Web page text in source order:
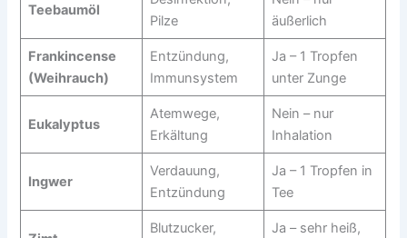
Teebaumöl
Pilze
äußerlich
Frankincense
(Weihrauch)
Entzündung,
Immunsystem
Ja – 1 Tropfen
unter Zunge
Eukalyptus
Atemwege,
Erkältung
Nein – nur
Inhalation
Ingwer
Verdauung,
Entzündung
Ja – 1 Tropfen in
Tee
Blutzucker, Ja – sehr heiß,